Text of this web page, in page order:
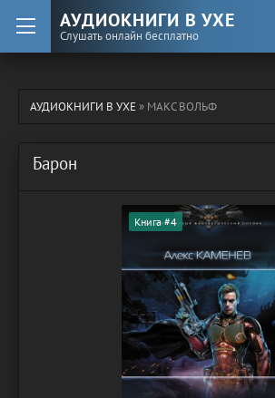
АУДИОКНИГИ В УХЕ
Слушать онлайн бесплатно
АУДИОКНИГИ В УХЕ» МАКС ВОЛЬФ
Барон
Книга #4